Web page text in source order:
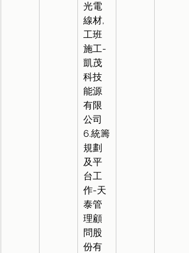
光電
線材,
工班
施工-
凱茂
科技
能源
有限
公司
6.統籌
規劃
及平
台工
作-天
泰管
理顧
問股
份有